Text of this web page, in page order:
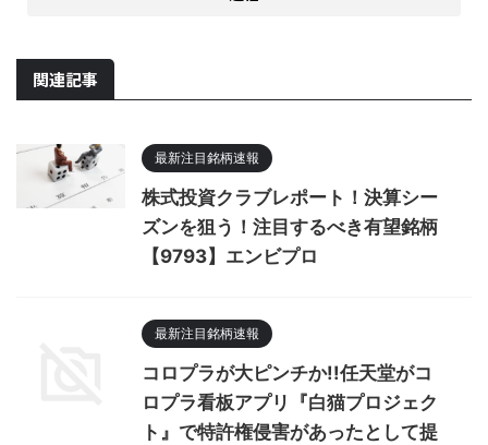
関連記事
最新注目銘柄速報
株式投資クラブレポート！決算シー
ズンを狙う！注目するべき有望銘柄
【9793】エンビプロ
最新注目銘柄速報
コロプラが大ピンチか!!任天堂がコ
ロプラ看板アプリ『白猫プロジェク
ト』で特許権侵害があったとして提